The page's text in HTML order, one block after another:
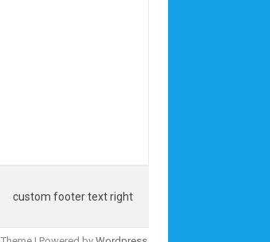
custom footer text right